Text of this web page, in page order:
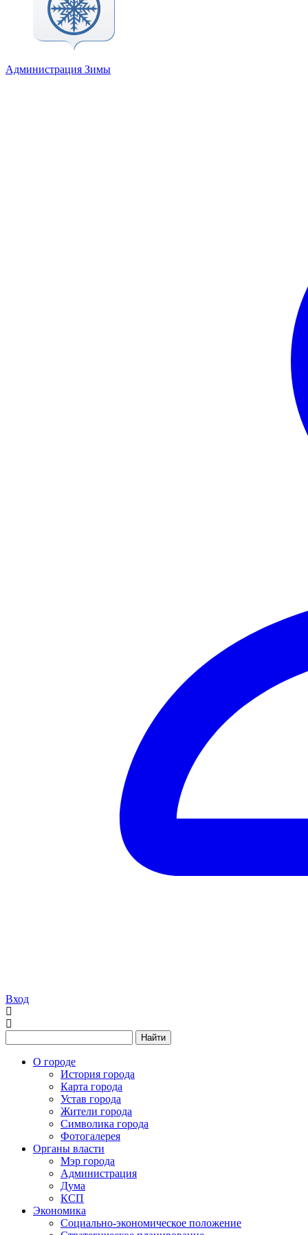
Администрация Зимы
Вход
Найти
О городе
История города
Карта города
Устав города
Жители города
Символика города
Фотогалерея
Органы власти
Мэр города
Администрация
Дума
КСП
Экономика
Социально-экономическое положение